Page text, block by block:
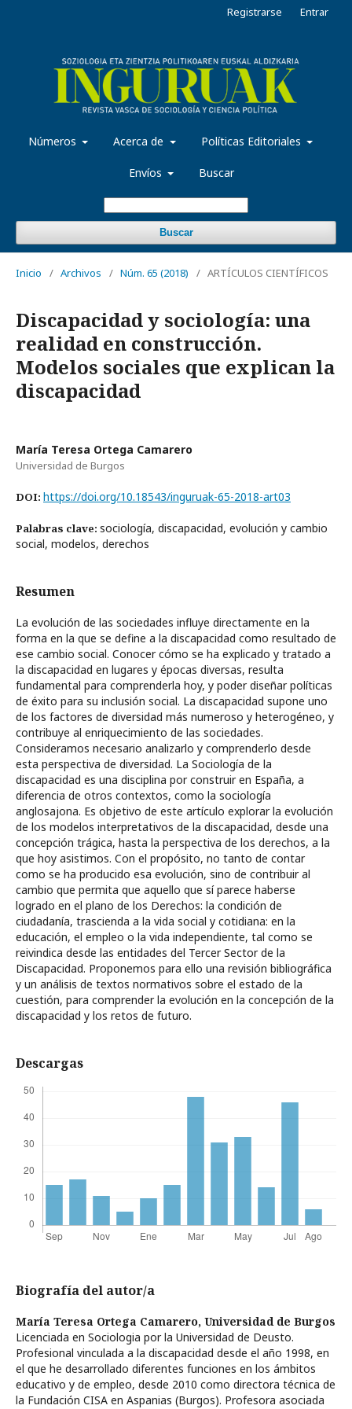
Números Acerca de Políticas Editoriales
Envíos Buscar
Buscar
Registrarse Entrar
Inicio / Archivos / Núm. 65 (2018) / ARTÍCULOS CIENTÍFICOS
Discapacidad y sociología: una
realidad en construcción.
Modelos sociales que explican la
discapacidad
María Teresa Ortega Camarero
Universidad de Burgos
DOI: https://doi.org/10.18543/inguruak-65-2018-art03
Palabras clave: sociología, discapacidad, evolución y cambio
social, modelos, derechos
Resumen
La evolución de las sociedades influye directamente en la
forma en la que se define a la discapacidad como resultado de
ese cambio social. Conocer cómo se ha explicado y tratado a
la discapacidad en lugares y épocas diversas, resulta
fundamental para comprenderla hoy, y poder diseñar políticas
de éxito para su inclusión social. La discapacidad supone uno
de los factores de diversidad más numeroso y heterogéneo, y
contribuye al enriquecimiento de las sociedades.
Consideramos necesario analizarlo y comprenderlo desde
esta perspectiva de diversidad. La Sociología de la
discapacidad es una disciplina por construir en España, a
diferencia de otros contextos, como la sociología
anglosajona. Es objetivo de este artículo explorar la evolución
de los modelos interpretativos de la discapacidad, desde una
concepción trágica, hasta la perspectiva de los derechos, a la
que hoy asistimos. Con el propósito, no tanto de contar
como se ha producido esa evolución, sino de contribuir al
cambio que permita que aquello que sí parece haberse
logrado en el plano de los Derechos: la condición de
ciudadanía, trascienda a la vida social y cotidiana: en la
educación, el empleo o la vida independiente, tal como se
reivindica desde las entidades del Tercer Sector de la
Discapacidad. Proponemos para ello una revisión bibliográfica
y un análisis de textos normativos sobre el estado de la
cuestión, para comprender la evolución en la concepción de la
discapacidad y los retos de futuro.
Descargas
Biografía del autor/a
María Teresa Ortega Camarero, Universidad de Burgos
Licenciada en Sociologia por la Universidad de Deusto.
Profesional vinculada a la discapacidad desde el año 1998, en
el que he desarrollado diferentes funciones en los ámbitos
educativo y de empleo, desde 2010 como directora técnica de
la Fundación CISA en Aspanias (Burgos). Profesora asociada